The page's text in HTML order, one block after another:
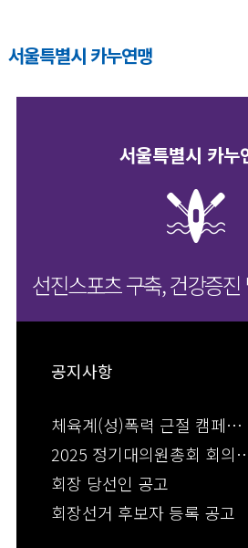
서울특별시 카누연맹
서울특별시 카누
선진스포츠 구축, 건강증
공지사항
체육계(성)폭력 근절 캠페인 안내
2025 정기대의원총
회장 당선인 공고
회장선거 후보자 등록 공고